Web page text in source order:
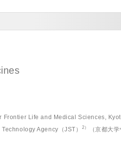
Frontier Life and Medical Sciences,
Agency（JST）
2） （京都大